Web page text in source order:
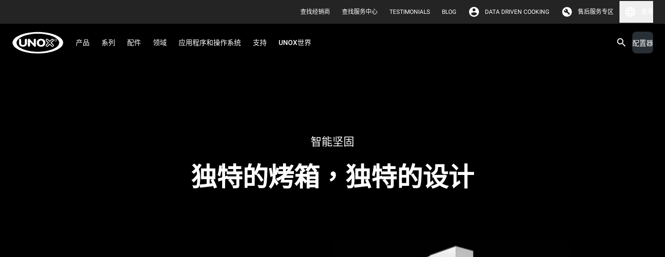
查找经销商 查找服务中心 TESTIMONIALS BLOG DATA DRIVEN COOKING 售后服务专区
产品 系列 配件 领域 应用程序和操作系统 支持 UNOX世界 配置器
智能坚固
独特的烤箱，独特的设计